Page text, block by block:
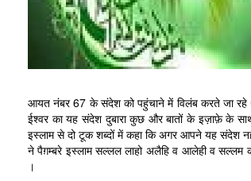
आयत नंबर 67 के संदेश को पहुंचाने में विलंब करते जा रहे
ईश्वर का यह संदेश दुबारा कुछ और बातों के इज़ाफ़े के
इस्लाम से दो टूक शब्दों में कहा कि अगर आपने यह संदेश
ने पैग़म्बरे इस्लाम सल्लल लाहो अलैहि व आलेही व सल्लम
।